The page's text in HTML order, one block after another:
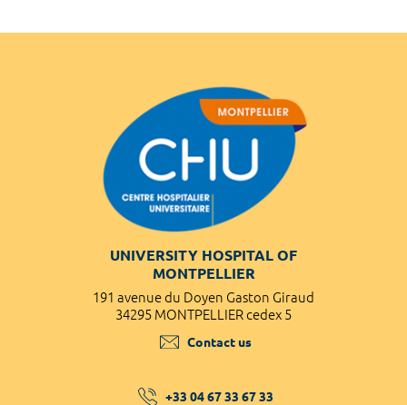
UNIVERSITY HOSPITAL OF
MONTPELLIER
191 avenue du Doyen Gaston Giraud
34295 MONTPELLIER cedex 5
Contact us
+33 04 67 33 67 33